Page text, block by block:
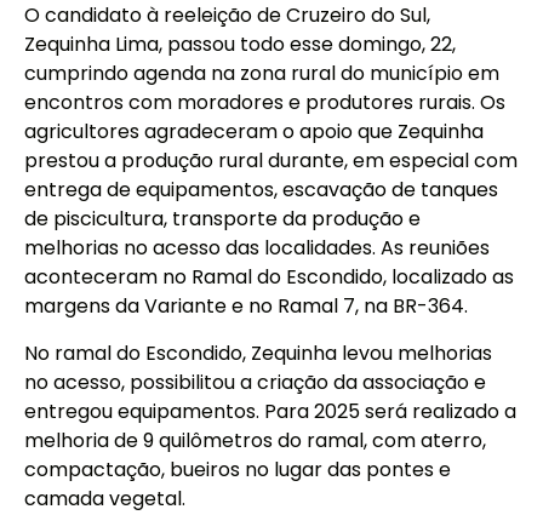
O candidato à reeleição de Cruzeiro do Sul,
Zequinha Lima, passou todo esse domingo, 22,
cumprindo agenda na zona rural do município em
encontros com moradores e produtores rurais. Os
agricultores agradeceram o apoio que Zequinha
prestou a produção rural durante, em especial com
entrega de equipamentos, escavação de tanques
de piscicultura, transporte da produção e
melhorias no acesso das localidades. As reuniões
aconteceram no Ramal do Escondido, localizado as
margens da Variante e no Ramal 7, na BR-364.
No ramal do Escondido, Zequinha levou melhorias
no acesso, possibilitou a criação da associação e
entregou equipamentos. Para 2025 será realizado a
melhoria de 9 quilômetros do ramal, com aterro,
compactação, bueiros no lugar das pontes e
camada vegetal.